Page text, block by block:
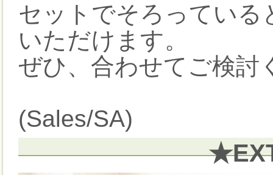
セットでそろっている
いただけます。
ぜひ、合わせてご検討
(Sales/SA)